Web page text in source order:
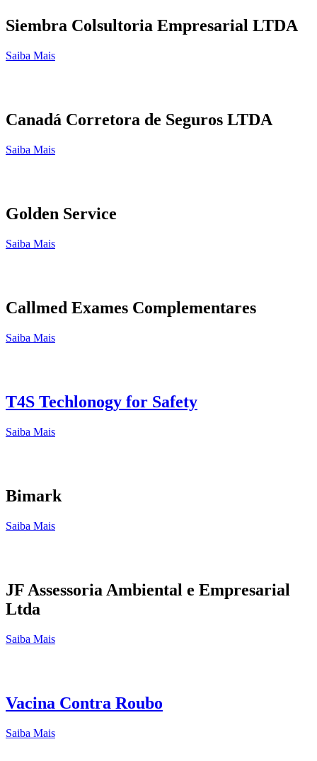
Siembra Colsultoria Empresarial LTDA
Saiba Mais
Canadá Corretora de Seguros LTDA
Saiba Mais
Golden Service
Saiba Mais
Callmed Exames Complementares
Saiba Mais
T4S Techlonogy for Safety
Saiba Mais
Bimark
Saiba Mais
JF Assessoria Ambiental e Empresarial
Ltda
Saiba Mais
Vacina Contra Roubo
Saiba Mais